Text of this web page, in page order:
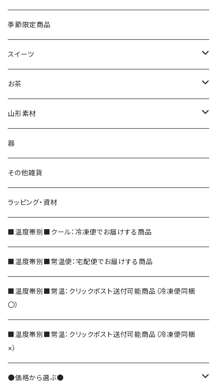
季節限定商品
スイーツ
ジェラート
抹茶ジェラート
やまがたジェラート
茶蔵焼（生クリームどら焼き）
ケーキ
フルーツケーキ
和フィナンシェ
シェイク
お茶
茶蔵ブランド
煎茶
かぶせ茶
深蒸し茶
玉露
玄米茶
ほうじ茶
和紅茶
そば茶
でわかおりそば茶
その他のお茶
山形素材
山形だしの素
紅花
器
その他雑貨
ラッピング・資材
■温度帯別■クール：冷凍便でお届けする商品
■温度帯別■常温便：宅配便でお届けする商品
■温度帯別■常温：クリックポスト送付可能商品（冷凍便同梱
〇）
■温度帯別■常温：クリックポスト送付可能商品（冷凍便同梱
×）
●価格から選ぶ●